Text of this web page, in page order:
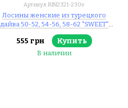
Артикул: RIN2321-230v
Лосины женские из турецкого
дайва 50-52, 54-56, 58-62 "SWEET"
недорого от прямого поставщика
555 грн Купить
В наличии